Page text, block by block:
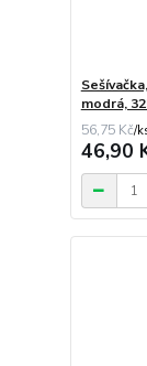
modrá,
56,75 Kč/
46,90